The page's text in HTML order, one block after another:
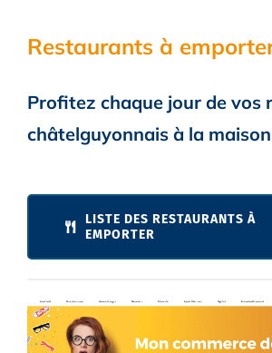
Restaurants à
Profitez chaque jour de vos
châtelguyonnais à la
LISTE DES RESTAURANTS À
EMPORTER